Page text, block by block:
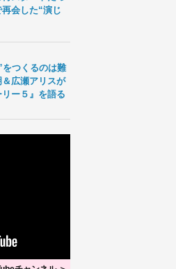
会した“演じ
をつくるのは難
広瀬アリスが
リー５』を語る